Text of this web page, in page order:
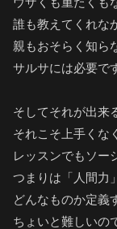
誰も教えてくれな
親もおそらく知ら
サルサには必要で
そしてそれが出来
それこそ上手くな
レッスンでもソー
つまりは「人間力
どんなものか定義
ちょいと難しいの